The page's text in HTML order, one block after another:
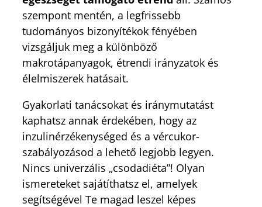
szempont mentén, a legfrissebb
tudományos bizonyítékok fényében
vizsgáljuk meg a különböző
makrotápanyagok, étrendi irányzatok és
élelmiszerek hatásait.
Gyakorlati tanácsokat és iránymutatást
kaphatsz annak érdekében, hogy az
inzulinérzékenységed és a vércukor-
szabályozásod a lehető legjobb legyen.
Nincs univerzális „csodadiéta”! Olyan
ismereteket sajátíthatsz el, amelyek
segítségével Te magad leszel képes